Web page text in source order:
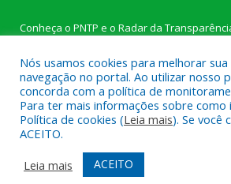
Conheça o PNTP e o Radar da
Todos os direitos reservados a Câmara
Progresso.
Mapa do Site
Acessar Área
Acessar Webmail
Nós usamos cookies para melhorar
navegação no portal. Ao utilizar nosso
concorda com a política de
Para ter mais informações sobre como
Política de cookies (Leia mais). Se você
ACEITO.
Leia mais
ACEITO